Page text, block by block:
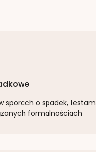
sporach o spadek,
formalnościach